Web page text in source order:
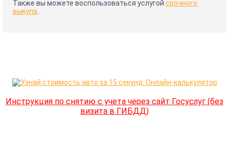
Также вы можете воспользоваться услугой срочного
выкупа.
Инструкция по снятию с учета через сайт Госуслуг (без
визита в ГИБДД)